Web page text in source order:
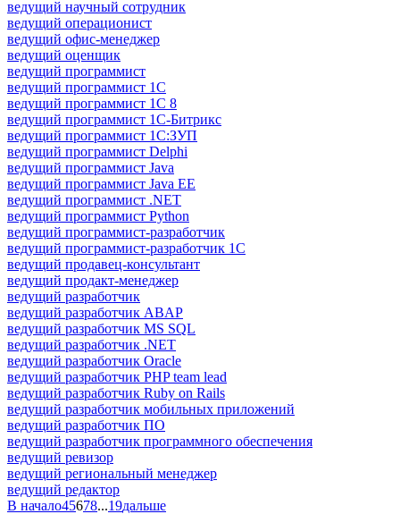
ведущий научный сотрудник
ведущий операционист
ведущий офис-менеджер
ведущий оценщик
ведущий программист
ведущий программист 1C
ведущий программист 1С 8
ведущий программист 1С-Битрикс
ведущий программист 1С:ЗУП
ведущий программист Delphi
ведущий программист Java
ведущий программист Java EE
ведущий программист .NET
ведущий программист Python
ведущий программист-разработчик
ведущий программист-разработчик 1С
ведущий продавец-консультант
ведущий продакт-менеджер
ведущий разработчик
ведущий разработчик ABAP
ведущий разработчик MS SQL
ведущий разработчик .NET
ведущий разработчик Oracle
ведущий разработчик PHP team lead
ведущий разработчик Ruby on Rails
ведущий разработчик мобильных приложений
ведущий разработчик ПО
ведущий разработчик программного обеспечения
ведущий ревизор
ведущий региональный менеджер
ведущий редактор
В начало45678...19дальше